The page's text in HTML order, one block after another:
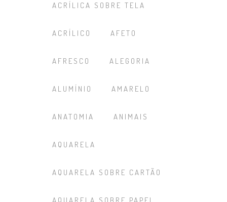
ACRÍLICA SOBRE TELA
ACRÍLICO AFETO
AFRESCO ALEGORIA
ALUMÍNIO AMARELO
ANATOMIA ANIMAIS
AQUARELA
AQUARELA SOBRE CARTÃO